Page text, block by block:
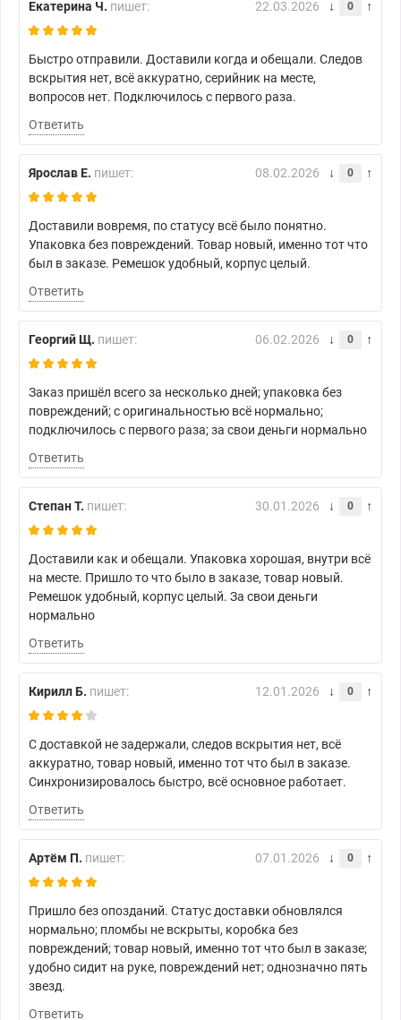
Екатерина Ч. пишет: 22.03.2026 0
Быстро отправили. Доставили когда и обещали. Следов
вскрытия нет, всё аккуратно, серийник на месте,
вопросов нет. Подключилось с первого раза.
Ответить
Ярослав Е. пишет: 08.02.2026 0
Доставили вовремя, по статусу всё было понятно.
Упаковка без повреждений. Товар новый, именно тот что
был в заказе. Ремешок удобный, корпус целый.
Ответить
Георгий Щ. пишет: 06.02.2026 0
Заказ пришёл всего за несколько дней; упаковка без
повреждений; с оригинальностью всё нормально;
подключилось с первого раза; за свои деньги нормально
Ответить
Степан Т. пишет: 30.01.2026 0
Доставили как и обещали. Упаковка хорошая, внутри всё
на месте. Пришло то что было в заказе, товар новый.
Ремешок удобный, корпус целый. За свои деньги
нормально
Ответить
Кирилл Б. пишет: 12.01.2026 0
С доставкой не задержали, следов вскрытия нет, всё
аккуратно, товар новый, именно тот что был в заказе.
Синхронизировалось быстро, всё основное работает.
Ответить
Артём П. пишет: 07.01.2026 0
Пришло без опозданий. Статус доставки обновлялся
нормально; пломбы не вскрыты, коробка без
повреждений; товар новый, именно тот что был в заказе;
удобно сидит на руке, повреждений нет; однозначно пять
звезд.
Ответить